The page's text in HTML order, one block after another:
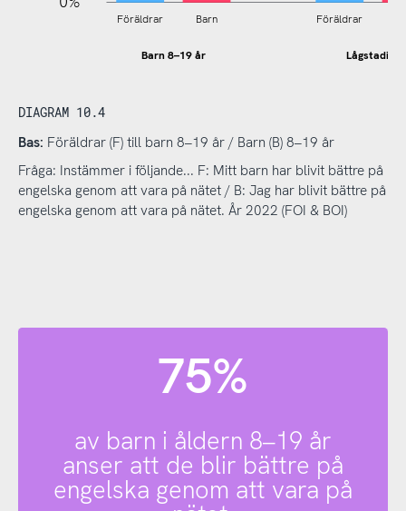
Barn 8–19 år Lågstadiet
Föräldrar Barn Föräldrar
DIAGRAM 10.4
Bas: Föräldrar (F) till barn 8–19 år / Barn (B) 8–19 år
Fråga: Instämmer i följande... F: Mitt barn har blivit bättre på
engelska genom att vara på nätet / B: Jag har blivit bättre på
engelska genom att vara på nätet. År 2022 (FOI & BOI)
75%
av barn i åldern 8–19 år
anser att de blir bättre på
engelska genom att vara på